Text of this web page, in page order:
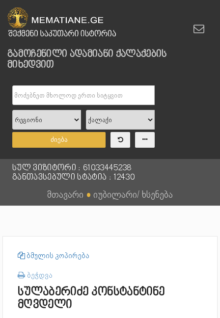
გამოჩენილი ადამიანი ქალაქების
მიხედვით
ძიება
სულ ვიზიტორი : 61033445238
განთავსებული სტატია : 12430
მთავარი ● იუბილარი/ ხსენება
ბმულის კოპირება
ბეჭდვა
სულაბერიძე კონსტანტინე
მღვდელი